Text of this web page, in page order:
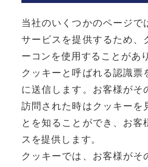
当社のいくつかのページで
サービスを提供するため、
ーコンを使用することがあ
クッキーと呼ばれる認識票
に送信します。お客様がそ
訪問された時はクッキーを
とを知ることができ、お客
スを提供します。
クッキーでは、お客様がそ